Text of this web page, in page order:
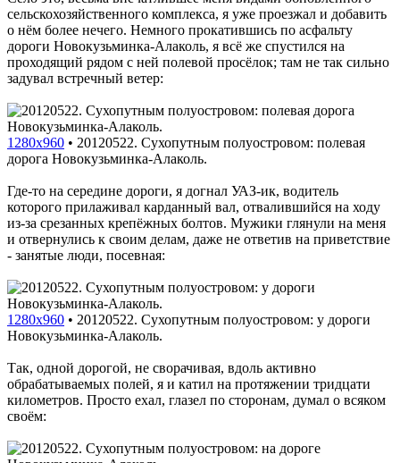
сельскохозяйственного комплекса, я уже проезжал и добавить
о нём более нечего. Немного прокатившись по асфальту
дороги Новокузьминка-Алаколь, я всё же спустился на
проходящий рядом с ней полевой просёлок; там не так сильно
задувал встречный ветер:
1280x960 • 20120522. Сухопутным полуостровом: полевая
дорога Новокузьминка-Алаколь.
Где-то на середине дороги, я догнал УАЗ-ик, водитель
которого прилаживал карданный вал, отвалившийся на ходу
из-за срезанных крепёжных болтов. Мужики глянули на меня
и отвернулись к своим делам, даже не ответив на приветствие
- занятые люди, посевная:
1280x960 • 20120522. Сухопутным полуостровом: у дороги
Новокузьминка-Алаколь.
Так, одной дорогой, не сворачивая, вдоль активно
обрабатываемых полей, я и катил на протяжении тридцати
километров. Просто ехал, глазел по сторонам, думал о всяком
своём: